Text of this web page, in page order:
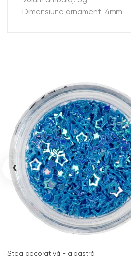
Dimensiune ornament: 4mm
Stea decorativă - albastră
‹